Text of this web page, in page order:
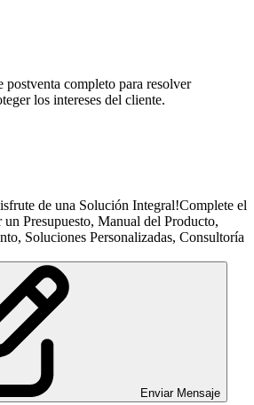
postventa completo para resolver
los intereses del cliente.
de una Solución Integral!Complete el
Presupuesto, Manual del Producto,
Soluciones Personalizadas, Consultoría
Enviar Mensaje